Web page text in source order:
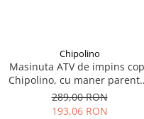
Chipolino
Masinuta ATV de impins
Chipolino, cu maner
verde, 3+ ani
289,00 RON
193,06 RON